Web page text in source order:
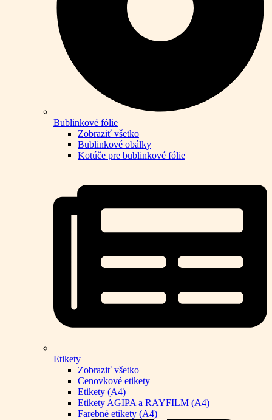
Bublinkové fólie
Zobraziť všetko
Bublinkové obálky
Kotúče pre bublinkové fólie
Etikety
Zobraziť všetko
Cenovkové etikety
Etikety (A4)
Etikety AGIPA a RAYFILM (A4)
Farebné etikety (A4)